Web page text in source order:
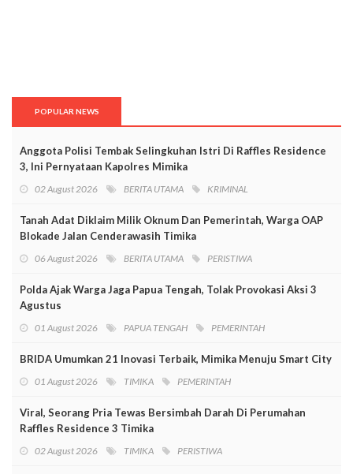
POPULAR NEWS
Anggota Polisi Tembak Selingkuhan Istri Di Raffles Residence
3, Ini Pernyataan Kapolres Mimika
02 August 2026 BERITA UTAMA KRIMINAL
Tanah Adat Diklaim Milik Oknum Dan Pemerintah, Warga OAP
Blokade Jalan Cenderawasih Timika
06 August 2026 BERITA UTAMA PERISTIWA
Polda Ajak Warga Jaga Papua Tengah, Tolak Provokasi Aksi 3
Agustus
01 August 2026 PAPUA TENGAH PEMERINTAH
BRIDA Umumkan 21 Inovasi Terbaik, Mimika Menuju Smart City
01 August 2026 TIMIKA PEMERINTAH
Viral, Seorang Pria Tewas Bersimbah Darah Di Perumahan
Raffles Residence 3 Timika
02 August 2026 TIMIKA PERISTIWA